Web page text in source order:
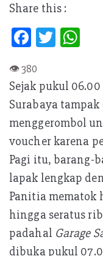
Share this :
Fa
b
oo
k
T
itt
er
at
s
A
p
p
Sejak pukul
Surabaya
menggerombol
voucher karena
Pagi itu, barang-
lapak lengkap
Panitia mematok
hingga seratus
padahal Garage
dibuka pukul